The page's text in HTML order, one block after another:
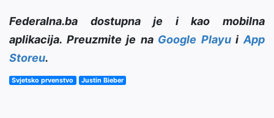
Federalna.ba dostupna je i kao mobilna
aplikacija. Preuzmite je na Google PlayuiApp
Storeu.
Svjetsko prvenstvo Justin Bieber